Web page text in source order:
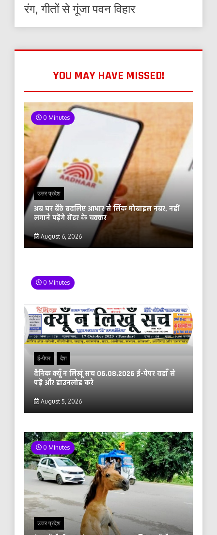
रंग, गीतों से गूंजा पवन विहार
YOU MAY HAVE MISSED!
0 Minutes
उत्तर प्रदेश
अब घर बैठे बदलिए आधार से लिंक मोबाइल नंबर, नहीं
लगाने पड़ेंगे सेंटर के चक्कर
August 6, 2026
0 Minutes
ई-पेपर देश
दैनिक क्यूँ न लिखूं सच 06.08.2026 ई-पेपर यहाँ से
पढ़ें और डाउनलोड करे
August 5, 2026
0 Minutes
उत्तर प्रदेश